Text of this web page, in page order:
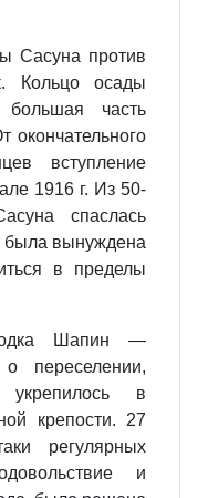
Сасуна против
Кольцо осады
часть
окончательного
вступление
1916 г. Из 50-
спаслась
была вынуждена
в пределы
Шапин —
переселении,
в
крепости. 27
регулярных
и